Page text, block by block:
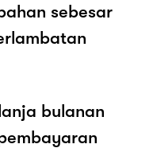
sebesar
bulanan